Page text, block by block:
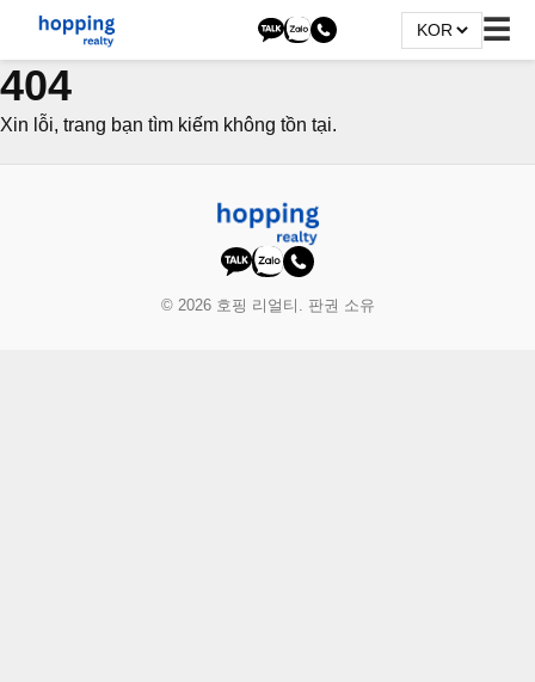
☰
404
Xin lỗi, trang bạn tìm kiếm không tồn tại.
© 2026 호핑 리얼티. 판권 소유